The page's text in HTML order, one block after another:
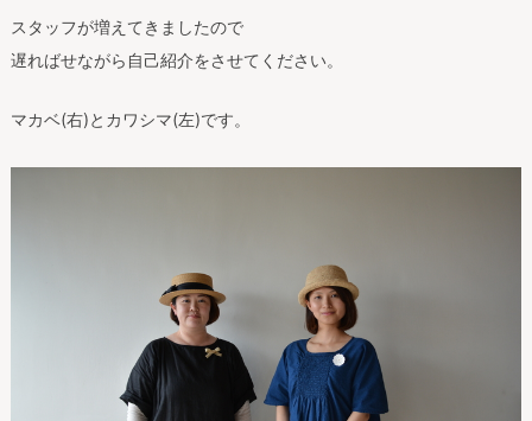
スタッフが増えてきましたので
遅ればせながら自己紹介をさせてください。
マカベ(右)とカワシマ(左)です。